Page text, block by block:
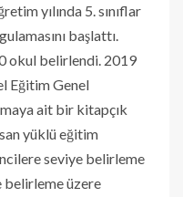
yılında 5. sınıflar
başlattı.
okul belirlendi. 2019
Eğitim Genel
ait bir kitapçık
yüklü eğitim
seviye belirleme
belirleme üzere